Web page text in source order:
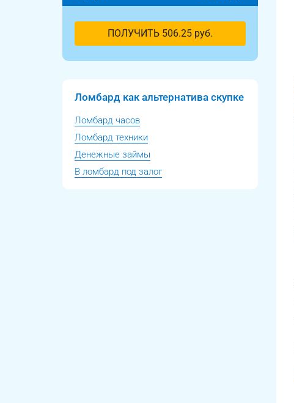
ПОЛУЧИТЬ 506.25 руб.
Ломбард как альтернатива скупке
Ломбард часов
Ломбард техники
Денежные займы
В ломбард под залог